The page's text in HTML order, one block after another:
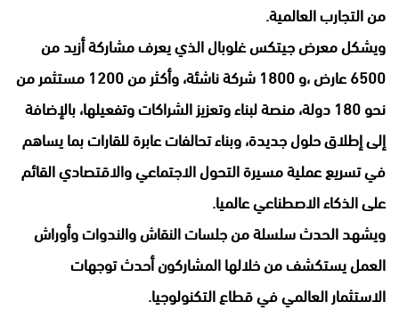
من التجارب العالمية.
ويشكل معرض جيتكس غلوبال الذي يعرف مشاركة أزيد من
6500 عارض ،و 1800 شركة ناشئة، وأكثر من 1200 مستثمر من
نحو 180 دولة، منصة لبناء وتعزيز الشراكات وتفعيلها، بالإضافة
إلى إطلاق حلول جديدة، وبناء تحالفات عابرة للقارات بما يساهم
في تسريع عملية مسيرة التحول الاجتماعي والاقتصادي القائم
على الذكاء الاصطناعي عالميا.
ويشهد الحدث سلسلة من جلسات النقاش والندوات وأوراش
العمل يستكشف من خلالها المشاركون أحدث توجهات
الاستثمار العالمي في قطاع التكنولوجيا.